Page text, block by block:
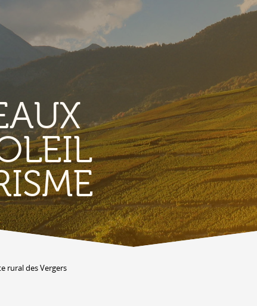
TERRITORIO
Vigneti
Produits et magasins du terroir
Borgo di Conthey
Le chiese
Vestiges gallo-romains d'Ardon
Costruzioni antiche
rural des Vergers